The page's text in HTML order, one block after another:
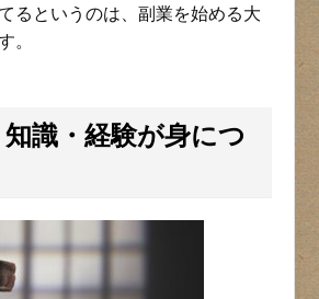
るというのは、副業を始める大
。
識・経験が身につ